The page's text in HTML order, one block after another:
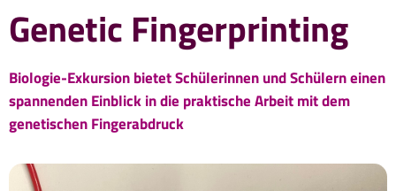
Genetic Fingerprinting
Biologie-Exkursion bietet Schülerinnen und Schülern einen
spannenden Einblick in die praktische Arbeit mit dem
genetischen Fingerabdruck